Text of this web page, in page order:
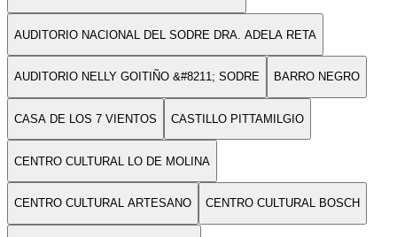
AUDITORIO NACIONAL DEL SODRE DRA. ADELA RETA
AUDITORIO NELLY GOITIÑO &#8211; SODRE BARRO NEGRO
CASA DE LOS 7 VIENTOS CASTILLO PITTAMILGIO
CENTRO CULTURAL LO DE MOLINA
CENTRO CULTURAL ARTESANO CENTRO CULTURAL BOSCH